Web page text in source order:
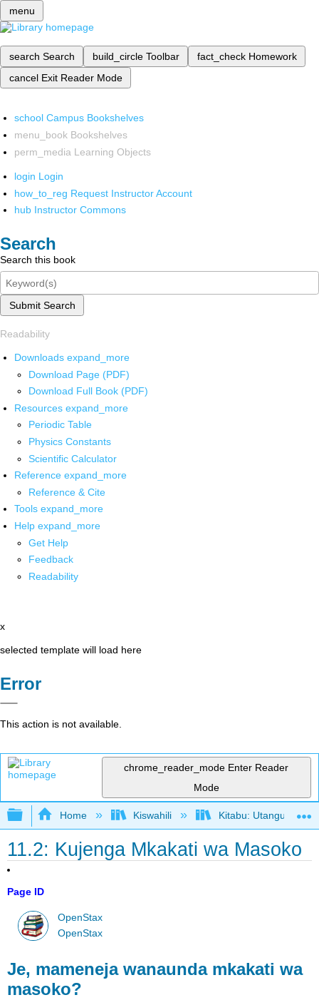
menu
search Search build_circle Toolbar fact_check Homework
cancel Exit Reader Mode
school Campus Bookshelves
menu_book Bookshelves
perm_media Learning Objects
login Login
how_to_reg Request Instructor Account
hub Instructor Commons
Search
Search this book
Submit Search
Readability
Downloads expand_more
Download Page (PDF)
Download Full Book (PDF)
Resources expand_more
Periodic Table
Physics Constants
Scientific Calculator
Reference expand_more
Reference & Cite
Tools expand_more
Help expand_more
Get Help
Feedback
Readability
x
selected template will load here
Error
This action is not available.
chrome_reader_mode Enter Reader
Mode
Expand/collapse global hierarchy
Home Kiswahili Kitabu: Utangulizi wa
11.2: Kujenga Mkakati wa Masoko
Page ID
OpenStax
OpenStax
Je, mameneja wanaunda mkakati wa
masoko?